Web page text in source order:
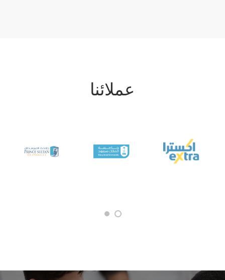
عملائنا